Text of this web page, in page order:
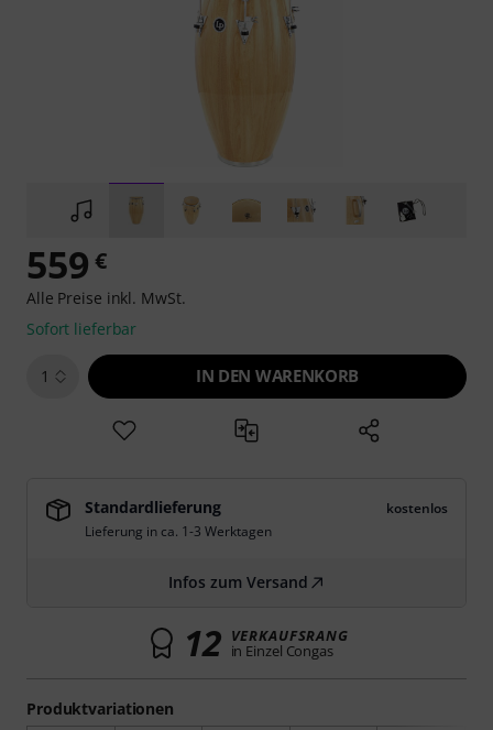
Produktvariationen
559 €
Alle Preise inkl. MwSt.
Sofort lieferbar
1 IN DEN WARENKORB
Standardlieferung
kostenlos
Lieferung in ca. 1-3 Werktagen
Infos zum Versand
12 VERKAUFSRANG
in Einzel Congas